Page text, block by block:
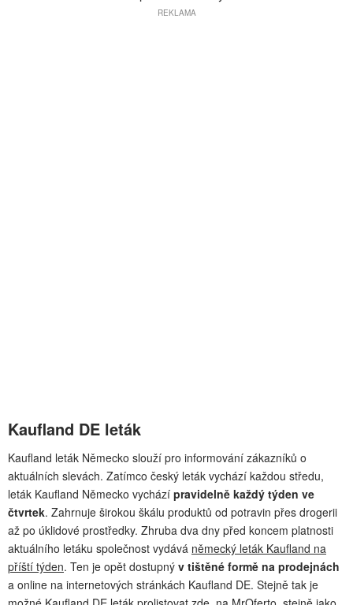
REKLAMA
Kaufland DE leták
Kaufland leták Německo slouží pro informování zákazníků o
aktuálních slevách. Zatímco český leták vychází každou středu,
leták Kaufland Německo vychází pravidelně každý týden ve
čtvrtek. Zahrnuje širokou škálu produktů od potravin přes drogerii
až po úklidové prostředky. Zhruba dva dny před koncem platnosti
aktuálního letáku společnost vydává německý leták Kaufland na
příští týden. Ten je opět dostupný v tištěné formě na prodejnách
a online na internetových stránkách Kaufland DE. Stejně tak je